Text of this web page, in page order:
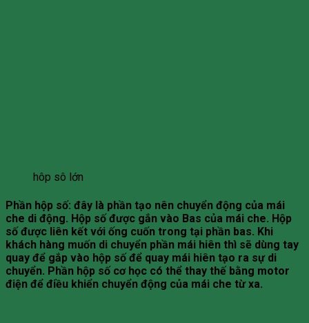
hôp sô lớn
Phần hộp số: đây là phần tạo nên chuyển động của mái
che di động. Hộp số được gắn vào Bas của mái che. Hộp
số được liên kết với ống cuốn trong tại phần bas. Khi
khách hàng muốn di chuyển phần mái hiên thì sẽ dùng tay
quay để gắp vào hộp số để quay mái hiên tạo ra sự di
chuyển. Phần hộp số cơ học có thể thay thế bằng motor
điện để điều khiển chuyển động của mái che từ xa.